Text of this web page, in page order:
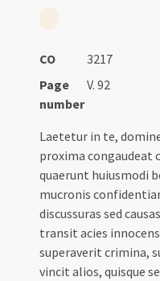
CO
3217
Page
number
V. 92
Laetetur in te,
proxima congaudeat
quaerunt huiusmodi
mucronis
discussuras sed
transit acies
superaverit crimina,
vincit alios, quisque